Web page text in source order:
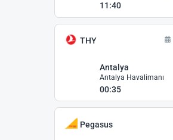
11:40
THY
Antalya
Antalya Havalimanı
00:35
Pegasus